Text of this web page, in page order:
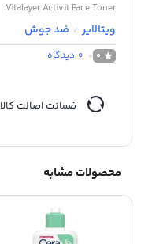
Vitalayer Activit Face Toner
ویتالایر / ضد جوش
0
0 دیدگاه
ضمانت اصالت کالا
محصولات مشابه